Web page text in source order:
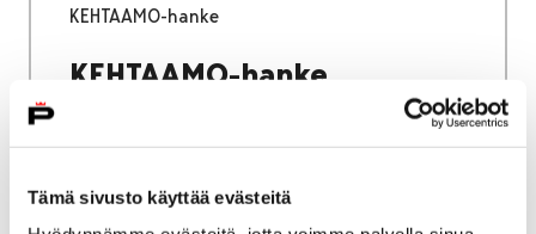
Tämä sivusto käyttää evästeitä
KEHTAAMO-hanke
KEHTAAMO-hanke
Katuväkivallan ehkäisyä turvallisten aikuisten